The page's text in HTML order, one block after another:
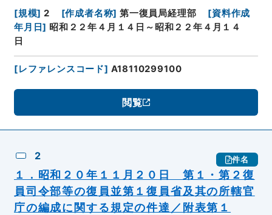
[規模] 2 [作成者名称] 第一復員局経理部 [資料作成
年月日] 昭和２２年４月１４日～昭和２２年４月１４
日
[レファレンスコード] A18110299100
閲覧
2 件名
１．昭和２０年１１月２０日 第１・第２復
員司令部等の復員並第１復員省及其の所轄官
庁の編成に関する規定の件達／附表第１